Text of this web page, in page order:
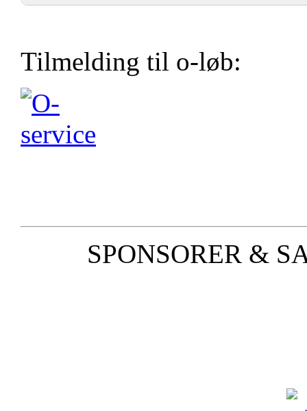
Tilmelding til o-løb:
SPONSORER &